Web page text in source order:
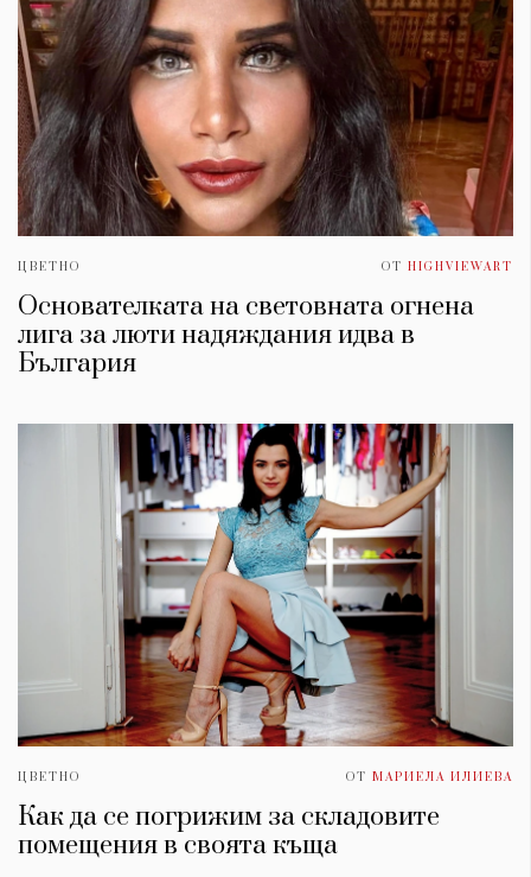
ЦВЕТНО ОТ HIGHVIEWART
Основателката на световната огнена
лига за люти надяждания идва в
България
ЦВЕТНО ОТ МАРИЕЛА ИЛИЕВА
Как да се погрижим за складовите
помещения в своята къща